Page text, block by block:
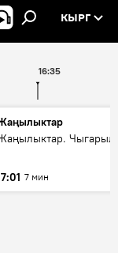
КЫРГ
16:35
7 мин